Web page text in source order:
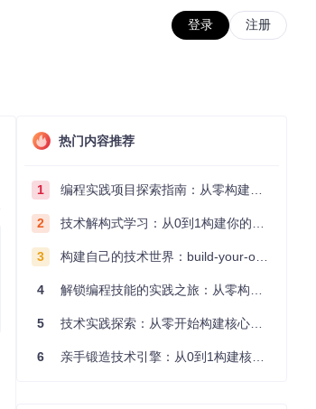
登录 注册
热门内容推荐
1 编程实践项目探索指南：从零构建技术能力体系
2 技术解构式学习：从0到1构建你的编程知识体系
3 构建自己的技术世界：build-your-own-x项目的实践探索指南
4 解锁编程技能的实践之旅：从零构建你的技术世界
5 技术实践探索：从零开始构建核心系统的实践指南
6 亲手锻造技术引擎：从0到1构建核心系统的实践指南